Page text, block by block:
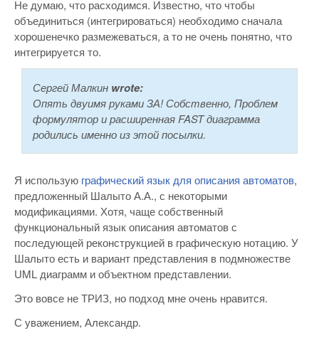
Не думаю, что расходимся. Известно, что чтобы
объединиться (интегрироваться) необходимо сначала
хорошенечко размежеваться, а то не очень понятно, что
интегрируется то.
Сергей Малкин wrote:
Опять двуимя руками ЗА! Собственно, Проблем
формулятор и расширенная FAST диаграмма
родились именно из этой посылки.
Я использую графический язык для описания автоматов,
предложенный Шалыто А.А., с некоторыми
модификациями. Хотя, чаще собственный
функциональный язык описания автоматов с
последующей реконструкцией в графическую нотацию. У
Шалыто есть и вариант представления в подмножестве
UML диаграмм и объектном представлении.
Это вовсе не ТРИЗ, но подход мне очень нравится.
С уважением, Александр.